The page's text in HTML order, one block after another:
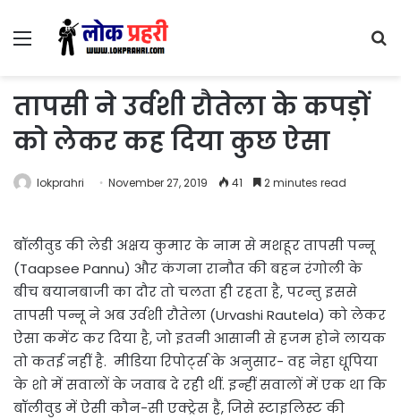
Menu
तापसी ने उर्वशी रौतेला के कपड़ों
को लेकर कह दिया कुछ ऐसा
lokprahri November 27, 2019 41 2 minutes read
बॉलीवुड की लेडी अक्षय कुमार के नाम से मशहूर तापसी पन्नू
(Taapsee Pannu) और कंगना रानौत की बहन रंगोली के
बीच बयानबाजी का दौर तो चलता ही रहता है, परन्तु इससे
तापसी पन्नू ने अब उर्वशी रौतेला (Urvashi Rautela) को लेकर
ऐसा कमेंट कर दिया है, जो इतनी आसानी से हजम होने लायक
तो कतई नहीं है. मीडिया रिपोर्ट्स के अनुसार- वह नेहा धूपिया
के शो में सवालों के जवाब दे रही थीं. इन्हीं सवालों में एक था कि
बॉलीवुड में ऐसी कौन-सी एक्ट्रेस हैं, जिसे स्टाइलिस्ट की